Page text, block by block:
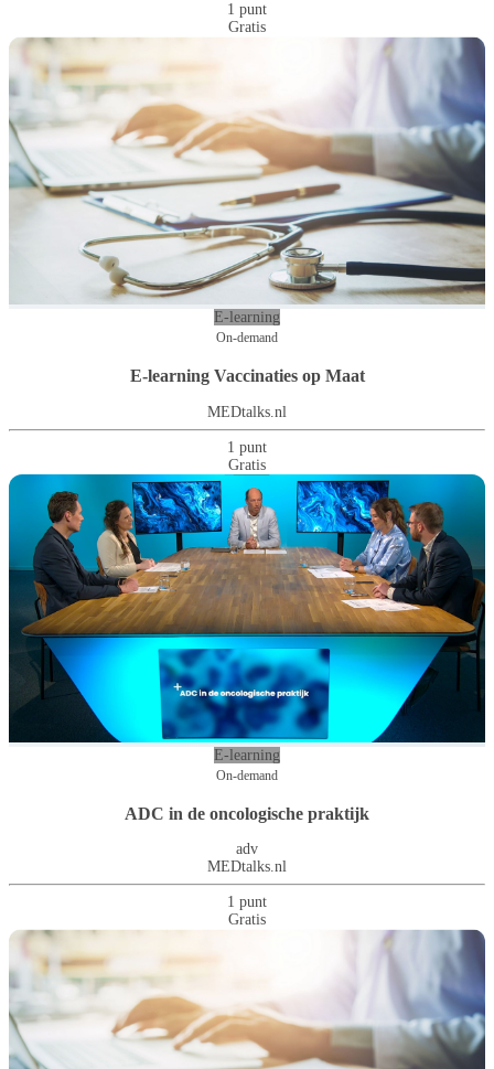
1 punt
Gratis
E-learning
On-demand
E-learning Vaccinaties op Maat
MEDtalks.nl
1 punt
Gratis
E-learning
On-demand
ADC in de oncologische praktijk
adv
MEDtalks.nl
1 punt
Gratis